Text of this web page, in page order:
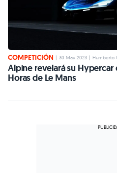
COMPETICIÓN | 30 May 2023 | Humberto
Alpine revelará su Hypercar
Horas de Le Mans